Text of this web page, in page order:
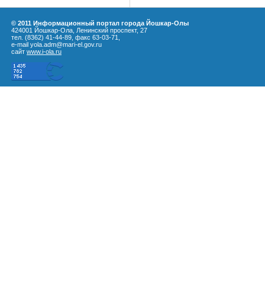
© 2011 Информационный портал города Йошкар-Олы
424001 Йошкар-Ола, Ленинский проспект, 27
тел. (8362) 41-44-89, факс 63-03-71,
e-mail yola.adm@mari-el.gov.ru
сайт www.i-ola.ru